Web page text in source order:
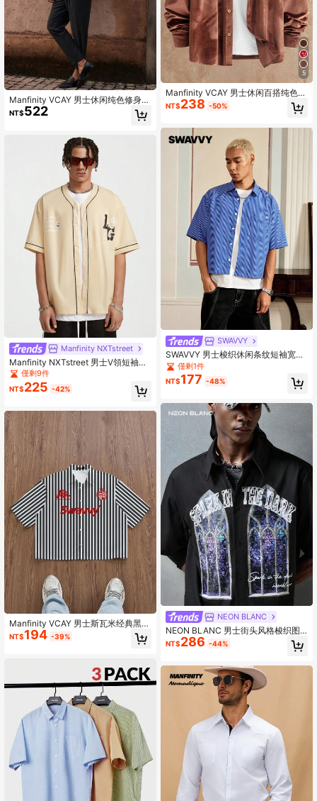
Manfinity VCAY 男士休闲纯色修身长
袖衬衫，秋季，Old Money
NT$522
Manfinity NXTstreet
Manfinity NXTstreet 男士V領短袖鈕
扣衫，帶字母印花，夏季款
僅剩9件
NT$225 -42%
Manfinity VCAY 男士斯瓦米经典黑白
条纹衬衫，简约时尚，左胸红色徽章
设计，右胸独特红色定位标记，适合
NT$194 -39%
5
Manfinity VCAY 男士休闲百搭纯色丝
绒衬衫，秋季红白配色，长袖上衣
NT$238 -50%
SWAVVY
SWAVVY 男士梭织休闲条纹短袖宽松
蓝色纽扣衬衫，青春日常穿着
僅剩1件
NT$177 -48%
NEON BLANC
NEON BLANC 男士街头风格梭织图
案印花短袖T恤，适合夏季
NT$286 -44%